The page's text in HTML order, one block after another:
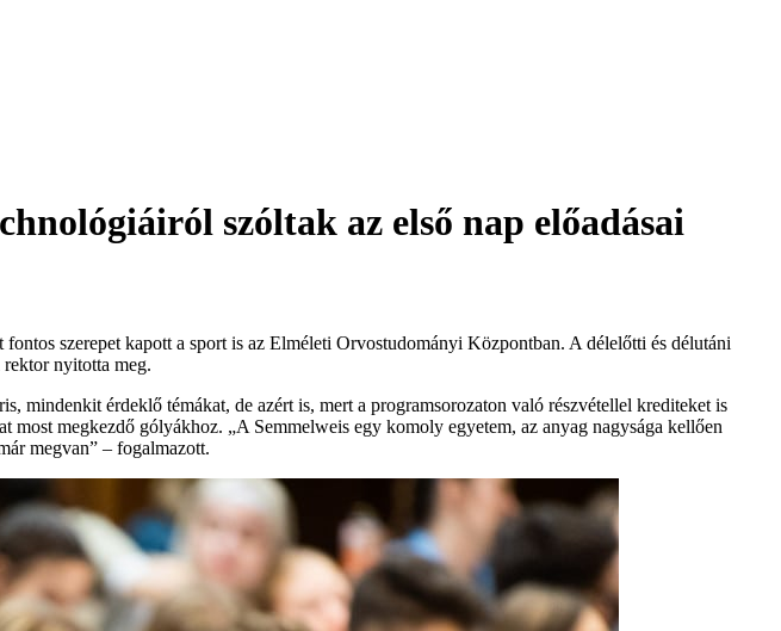
szóltak az első nap előadásai
szerepet kapott a sport is az Elméleti Orvostudományi Központban. A délelőtti és délutáni
nyitotta meg.
mindenkit érdeklő témákat, de azért is, mert a programsorozaton való részvétellel krediteket is
megkezdő gólyákhoz. „A Semmelweis egy komoly egyetem, az anyag nagysága kellően
megvan” – fogalmazott.